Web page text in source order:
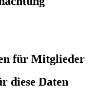
für Mitglieder
diese Daten